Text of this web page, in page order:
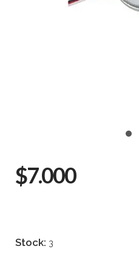
$7.000
Stock: 3